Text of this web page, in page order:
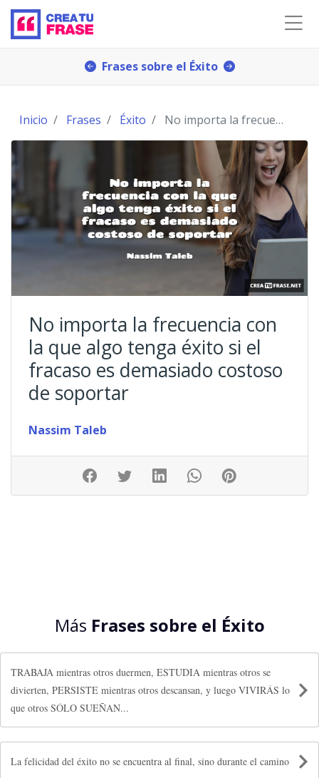
Frases sobre el Éxito
Inicio Frases Éxito No importa la frecuencia con la que algo tenga éx
No importa la frecuencia con
la que algo tenga éxito si el
fracaso es demasiado costoso
de soportar
Nassim Taleb
Más Frases sobre el Éxito
TRABAJA mientras otros duermen, ESTUDIA mientras otros se
divierten, PERSISTE mientras otros descansan, y luego VIVIRÁS lo
que otros SÓLO SUEÑAN...
La felicidad del éxito no se encuentra al final, sino durante el camino